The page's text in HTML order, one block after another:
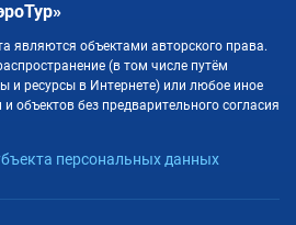
являются объектами авторского права.
(в том числе путём
и ресурсы в Интернете) или любое иное
объектов без предварительного согласия
персональных данных